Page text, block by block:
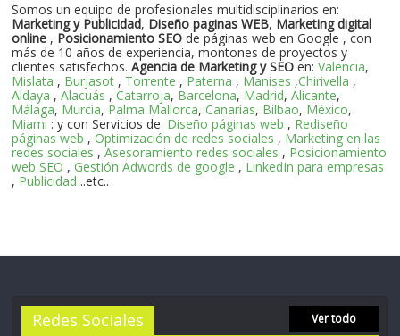
Somos un equipo de profesionales multidisciplinarios en:
Marketing y Publicidad, Diseño paginas WEB, Marketing digital
online , Posicionamiento SEO de páginas web en Google , con
más de 10 años de experiencia, montones de proyectos y
clientes satisfechos.Agencia de Marketing y SEO en:Valencia,
Mislata , Burjasot , Torrente , Paterna , Manises ,Chirivella ,
Aldaya ,Alacuás ,Catarroja, Barcelona, Madrid,Alicante,
Málaga, Murcia, Palma Mallorca,Canarias, Bilbao, México,
Miami : y con Servicios de: Diseño páginas web , Rediseño
páginas web ,Optimización de redes sociales , Marketing en las
redes sociales ,Asesoramiento redes sociales , Posicionamiento
web SEO , Gestión Adwords de google , LinkedIn para empresas
, Publicidad ..etc..
Redes Sociales Ver todo